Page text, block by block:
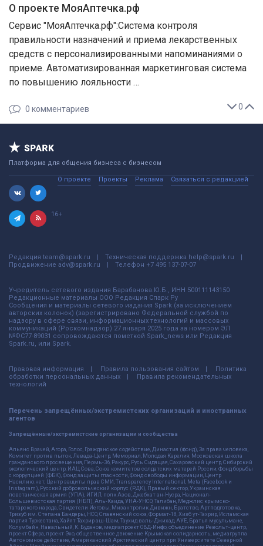
О проекте МояАптечка.рф
Сервис "МояАптечка.рф":Система контроля
правильности назначений и приема лекарственных
средств с персонализированными напоминаниями о
приеме. Автоматизированная маркетинговая система
по повышению лояльности …
0
0 комментариев
Платформа для общения бизнеса с бизнесом
О проекте Проекты Реклама Связаться с редакцией
16+
Редакция team@spark.ru Техническая поддержка help@spark.ru
Продвижение adv@spark.ru Телефон +7 495 137-07-07
Учредитель сетевого издания Барабанова.Ю.Б., ИНН 500111143150
Редакционные материалы ООО Редакция Спарк Ру
Сообщения и материалы сетевого издания Spark (за исключением
авторских колонок) (зарегистрировано Федеральной службой по
надзору в сфере связи, информационных технологий и массовых
коммуникаций (Роскомнадзор) 27 января 2025 года за номером ЭЛ
№ФС77-89031 сопровождаются пометкой Spark_news или Редакция
Spark.ru, или Spark.
Правовая информация Правила пользования сайтом
Политика
обработки персональных данных
Правила рекомендательных
технологий
Перечень запрещённых/экстремистских организаций и иностранных
агентов
Запрещённые/экстремистские организации и сообщества
Альянс Врачей, Агора, Голос, Гражданское содействие, Династия (фонд), За права человека,
Комитет против пыток, Левада-Центр, Мемориал, Молодая Карелия, Московская школа
гражданского просвещения, Пермь-36, Ракурс, Русь Сидящая, Сахаровский центр, Сибирский
экологический центр, ИАЦ Сова, Союз комитетов солдатских матерей России, Фонд борьбы
с коррупцией (ФБК), Фонд защиты гласности, Фонд свободы информации, Центр
Насилию.нет, Центр защиты прав СМИ, Transparency International, Meta (Facebook и
Instagram), Русский добровольческий корпус (РДК), Правый сектор, Украинская
повстанческая армия (УПА), ИГИЛ, полк Азов, Джебхат ан-Нусра, Национал-
Большевистская партия (НБП), Аль-Каида, УНА-УНСО, Талибан, Меджлис крымско-
татарского народа, Свидетели Иеговы, Мизантропик Дивижн, Братство, Артподготовка,
Тризуб им. Степана Бандеры, НСО, Славянский союз, Формат-18, Хизб ут-Тахрир, Исламская
партия Туркестана, Хайят Тахрир аш-Шам, Таухид валь-Джихад, АУЕ, Братья мусульмане,
Колумбайн, Навальный, К. Буданов, медиапроект ОВД-Инфо, объединение Револьт-центр,
проект Сфера, проект Эхо, общественное движение Крымская солидарность, медиагруппа
Автономное действие, Американский Арктический центр при Университете Северной